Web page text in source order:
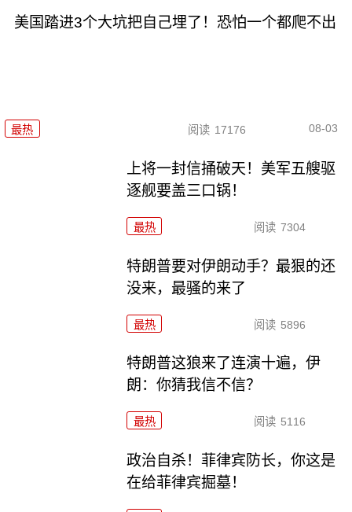
美国踏进3个大坑把自己埋了！恐怕一个都爬不出
最热 阅读 17176 08-03
上将一封信捅破天！美军五艘驱
逐舰要盖三口锅！
最热 阅读 7304
特朗普要对伊朗动手？最狠的还
没来，最骚的来了
最热 阅读 5896
特朗普这狼来了连演十遍，伊
朗：你猜我信不信？
最热 阅读 5116
政治自杀！菲律宾防长，你这是
在给菲律宾掘墓！